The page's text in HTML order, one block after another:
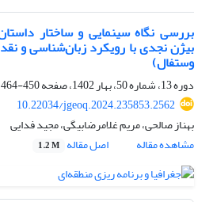
بررسی نگاه سینمایی و ساختار
بیژن نجدی با رویکرد زبان‌شناسی و
وستفال)
دوره 13، شماره 50، بهار 1402، صفحه
450-464
10.22034/jgeoq.2024.235853.2562
بهناز صالحی، مریم غلامرضا‌بیگی، مجید فدایی
مشاهده مقاله
اصل مقاله 1.2 M